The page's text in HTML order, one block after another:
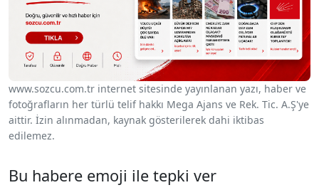
www.sozcu.com.tr internet sitesinde yayınlanan yazı, haber ve
fotoğrafların her türlü telif hakkı Mega Ajans ve Rek. Tic. A.Ş'ye
aittir. İzin alınmadan, kaynak gösterilerek dahi iktibas
edilemez.
Bu habere emoji ile tepki ver